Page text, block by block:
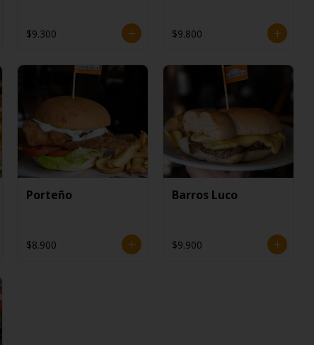
$9.300 $9.800
Porteño
$8.900
Barros Luco
$9.900